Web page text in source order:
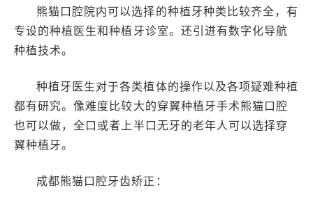
熊猫口腔院内可以选择的种植牙种类比较齐全，有
专设的种植医生和种植牙诊室。还引进有数字化导航
种植技术。
种植牙医生对于各类植体的操作以及各项疑难种植
都有研究。像难度比较大的穿翼种植牙手术熊猫口腔
也可以做，全口或者上半口无牙的老年人可以选择穿
翼种植牙。
成都熊猫口腔牙齿矫正：